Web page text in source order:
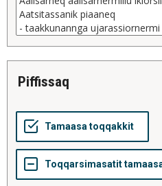
piffissaq